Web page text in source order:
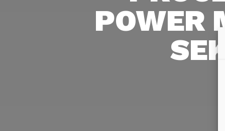
POWER